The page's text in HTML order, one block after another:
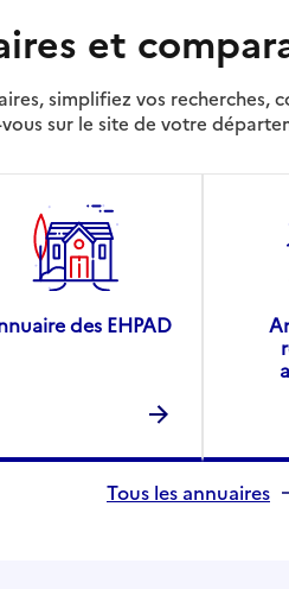
et
simplifiez vos recherches,
sur le site de votre
des EHPAD
Tous les annuaires